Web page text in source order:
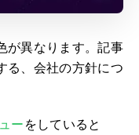
が異なります。記事
る、会社の方針につ
ーをしていると